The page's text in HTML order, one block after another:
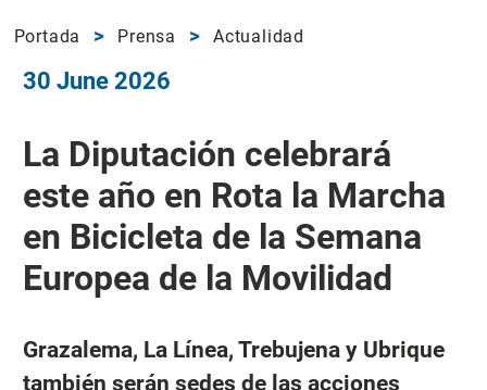
Portada Prensa Actualidad
30 June 2026
La Diputación celebrará
este año en Rota la Marcha
en Bicicleta de la Semana
Europea de la Movilidad
Grazalema, La Línea, Trebujena y Ubrique
también serán sedes de las acciones